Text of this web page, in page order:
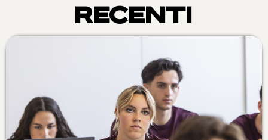
RECENTI